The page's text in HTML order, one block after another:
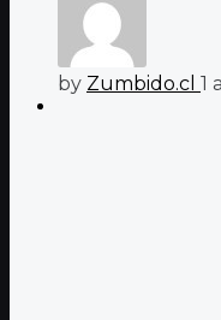
by Zumbido.cl 1